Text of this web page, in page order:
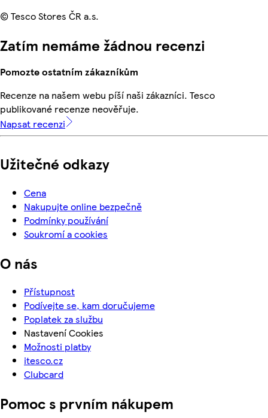
© Tesco Stores ČR a.s.
Zatím nemáme žádnou recenzi
Pomozte ostatním zákazníkům
Recenze na našem webu píší naši zákazníci. Tesco
publikované recenze neověřuje.
Napsat recenzi
Užitečné odkazy
Cena
Nakupujte online bezpečně
Podmínky používání
Soukromí a cookies
O nás
Přístupnost
Podívejte se, kam doručujeme
Poplatek za službu
Nastavení Cookies
Možnosti platby
itesco.cz
Clubcard
Pomoc s prvním nákupem